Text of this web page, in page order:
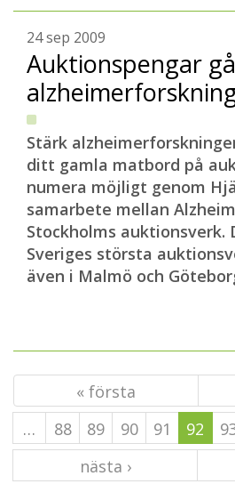
24 sep 2009
Auktionspengar
Stärk
ditt gamla matbord på
numera möjligt genom
samarbete mellan
Stockholms auktionsverk.
Sveriges största
även i Malmö och
« första
…
88 89 90 91 92
nästa ›